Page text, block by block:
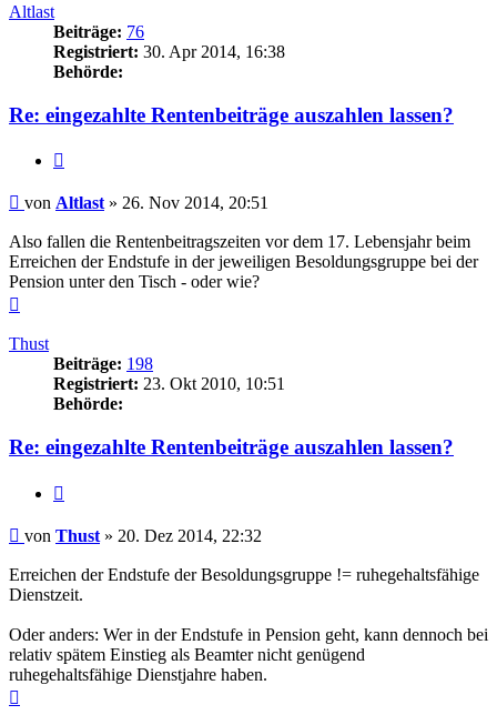
Altlast
Beiträge: 76
Registriert: 30. Apr 2014, 16:38
Behörde:
Re: eingezahlte Rentenbeiträge auszahlen lassen?
Beitrag
von Altlast » 26. Nov 2014, 20:51
Also fallen die Rentenbeitragszeiten vor dem 17. Lebensjahr beim
Erreichen der Endstufe in der jeweiligen Besoldungsgruppe bei der
Pension unter den Tisch - oder wie?
Thust
Beiträge: 198
Registriert: 23. Okt 2010, 10:51
Behörde:
Re: eingezahlte Rentenbeiträge auszahlen lassen?
Beitrag
von Thust » 20. Dez 2014, 22:32
Erreichen der Endstufe der Besoldungsgruppe != ruhegehaltsfähige
Dienstzeit.
Oder anders: Wer in der Endstufe in Pension geht, kann dennoch bei
relativ spätem Einstieg als Beamter nicht genügend
ruhegehaltsfähige Dienstjahre haben.